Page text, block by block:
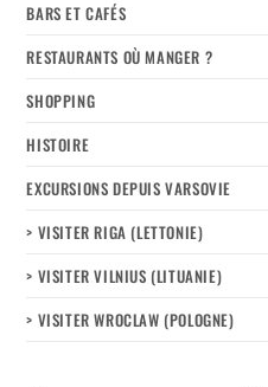
BARS ET CAFÉS
RESTAURANTS OÙ MANGER ?
SHOPPING
HISTOIRE
EXCURSIONS DEPUIS VARSOVIE
> VISITER RIGA (LETTONIE)
> VISITER VILNIUS (LITUANIE)
> VISITER WROCLAW (POLOGNE)